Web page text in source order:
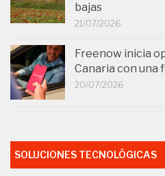
bajas
21/07/2026
Freenow inicia
Canaria con una
20/07/2026
SOLUCIONES TECNOLÓGICAS